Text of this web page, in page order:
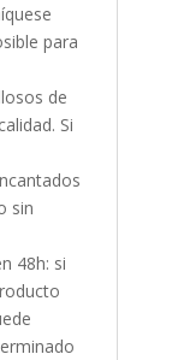
para
de
Si
sin
48h: si